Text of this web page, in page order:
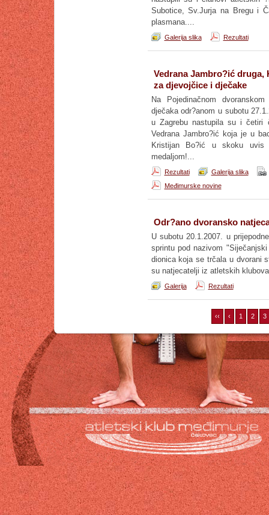
Subotice, Sv.Jurja na Bregu i
plasmana....
Galerija slika Rezultati
Vedrana Jambro?ić
za djevojčice i dječake
Na Pojedinačnom
dječaka odr?anom u subotu
u Zagrebu nastupila su i četiri
Vedrana Jambro?ić koja je u
Kristijan Bo?ić u skoku uvis
medaljom!...
Rezultati
Galerija slika
Međimurske novine
Odr?ano dvoransko
U subotu 20.1.2007. u
sprintu pod nazivom
dionica koja se trčala u dvorani
su natjecatelji iz atletskih
Galerija Rezultati
‹‹ ‹ 1 2 3